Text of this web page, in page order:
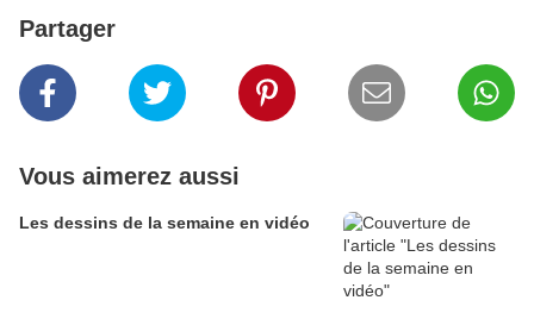
Partager
Vous aimerez aussi
Les dessins de la semaine en vidéo